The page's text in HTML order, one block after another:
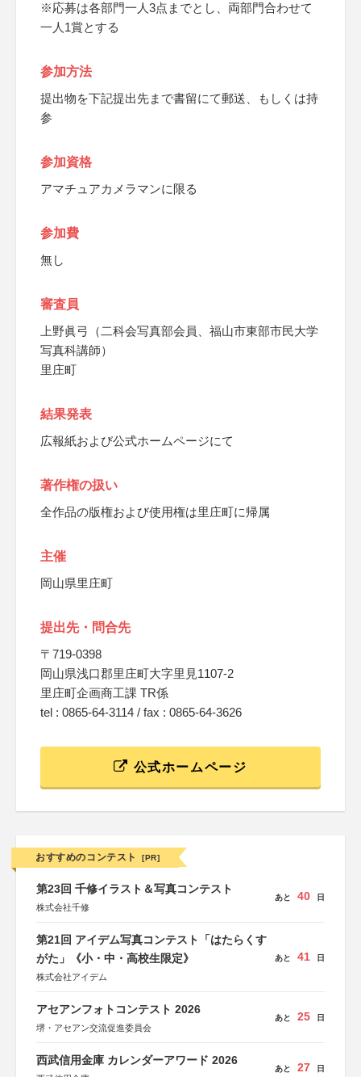
※応募は各部門一人3点までとし、両部門合わせて
一人1賞とする
参加方法
提出物を下記提出先まで書留にて郵送、もしくは持
参
参加資格
アマチュアカメラマンに限る
参加費
無し
審査員
上野眞弓（二科会写真部会員、福山市東部市民大学
写真科講師）
里庄町
結果発表
広報紙および公式ホームページにて
著作権の扱い
全作品の版権および使用権は里庄町に帰属
主催
岡山県里庄町
提出先・問合先
〒719-0398
岡山県浅口郡里庄町大字里見1107-2
里庄町企画商工課 TR係
tel : 0865-64-3114 / fax : 0865-64-3626
公式ホームページ
おすすめのコンテスト [PR]
第23回 千修イラスト＆写真コンテスト
株式会社千修
あと 40 日
第21回 アイデム写真コンテスト「はたらくす
がた」《小・中・高校生限定》
株式会社アイデム
あと 41 日
アセアンフォトコンテスト 2026
堺・アセアン交流促進委員会
あと 25 日
西武信用金庫 カレンダーアワード 2026
あと 27 日